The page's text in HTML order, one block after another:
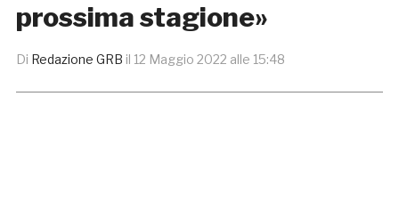
prossima stagione»
Di Redazione GRB il 12 Maggio 2022 alle 15:48